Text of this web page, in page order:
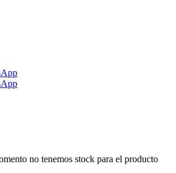
no tenemos stock para el producto